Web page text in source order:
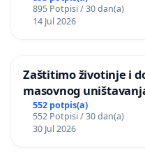
895 Potpisi / 30 dan(a)
14 Jul 2026
Zaštitimo životinje i
masovnog
kuge
552 potpis(a)
552 Potpisi / 30 dan(a)
30 Jul 2026